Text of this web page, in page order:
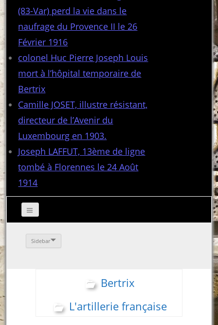
(83-Var) perd la vie dans le
naufrage du Provence II le 26
Février 1916
colonel Huc Pierre Joseph Louis
mort à l’hôpital temporaire de
Bertrix
Camille JOSET, illustre résistant,
directeur de l’Avenir du
Luxembourg en 1903.
Joseph LAFFUT, 13ème de ligne
tombé à Florennes le 24 Août
1914
Sidebar
Bertrix
L'artillerie française